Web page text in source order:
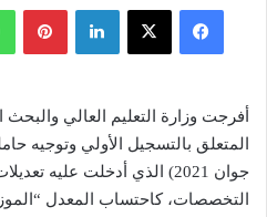
فيسبوك ‫X لينكدإن بينتيريست
أفرجت وزارة التعليم العالي
المتعلق بالتسجيل الأولي وتوجيه
جوان 2021) الذي أدخلت
التخصصات، كاحتساب المعدل